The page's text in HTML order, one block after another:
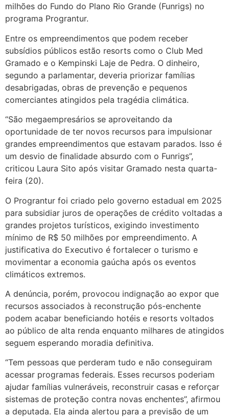
milhões do Fundo do Plano Rio Grande (Funrigs) no
programa Prograntur.
Entre os empreendimentos que podem receber
subsídios públicos estão resorts como o Club Med
Gramado e o Kempinski Laje de Pedra. O dinheiro,
segundo a parlamentar, deveria priorizar famílias
desabrigadas, obras de prevenção e pequenos
comerciantes atingidos pela tragédia climática.
“São megaempresários se aproveitando da
oportunidade de ter novos recursos para impulsionar
grandes empreendimentos que estavam parados. Isso é
um desvio de finalidade absurdo com o Funrigs”,
criticou Laura Sito após visitar Gramado nesta quarta-
feira (20).
O Prograntur foi criado pelo governo estadual em 2025
para subsidiar juros de operações de crédito voltadas a
grandes projetos turísticos, exigindo investimento
mínimo de R$ 50 milhões por empreendimento. A
justificativa do Executivo é fortalecer o turismo e
movimentar a economia gaúcha após os eventos
climáticos extremos.
A denúncia, porém, provocou indignação ao expor que
recursos associados à reconstrução pós-enchente
podem acabar beneficiando hotéis e resorts voltados
ao público de alta renda enquanto milhares de atingidos
seguem esperando moradia definitiva.
“Tem pessoas que perderam tudo e não conseguiram
acessar programas federais. Esses recursos poderiam
ajudar famílias vulneráveis, reconstruir casas e reforçar
sistemas de proteção contra novas enchentes”, afirmou
a deputada. Ela ainda alertou para a previsão de um